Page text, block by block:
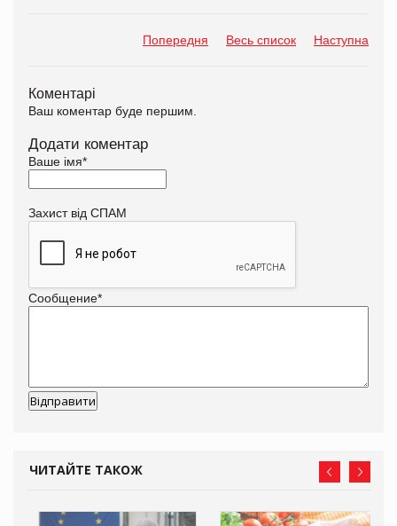
Попередня Весь список Наступна
Коментарі
Ваш коментар буде першим.
Додати коментар
Ваше імя*
Захист від СПАМ
Сообщение*
ЧИТАЙТЕ ТАКОЖ